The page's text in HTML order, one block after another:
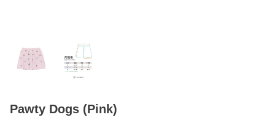
Pawty Dogs (Pink)